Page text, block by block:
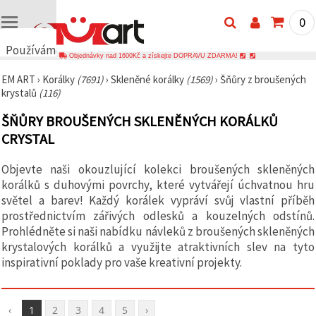
Používáme
🍪
Používáme
podobné
technologie,
abychom
správné
fungování
webu,
zlepšili vaše
prostředí
při jeho
používání a
s vaším
souhlasem
analyzovali
a
zobrazovali
relevantnější
0
Objednávky nad 1600Kč a získejte DOPRAVU ZDARMA!
EM ART › Korálky (7691)› Skleněné korálky (1569)› Šňůry z broušených
krystalů (116)
ŠŇŮRY BROUŠENÝCH SKLENĚNÝCH KORÁLKŮ
CRYSTAL
Objevte naši okouzlující kolekci broušených skleněných
korálků s duhovými povrchy, které vytvářejí úchvatnou hru
světel a barev! Každý korálek vypráví svůj vlastní příběh
prostřednictvím zářivých odlesků a kouzelných odstínů.
Prohlédněte si naši nabídku návleků z broušených skleněných
krystalových korálků a využijte atraktivních slev na tyto
inspirativní poklady pro vaše kreativní projekty.
‹ 1 2 3 4 5 ›